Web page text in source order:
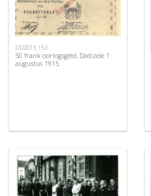
DD2013_153
50 frank oorlogsgeld, Dadizele 1
augustus 1915